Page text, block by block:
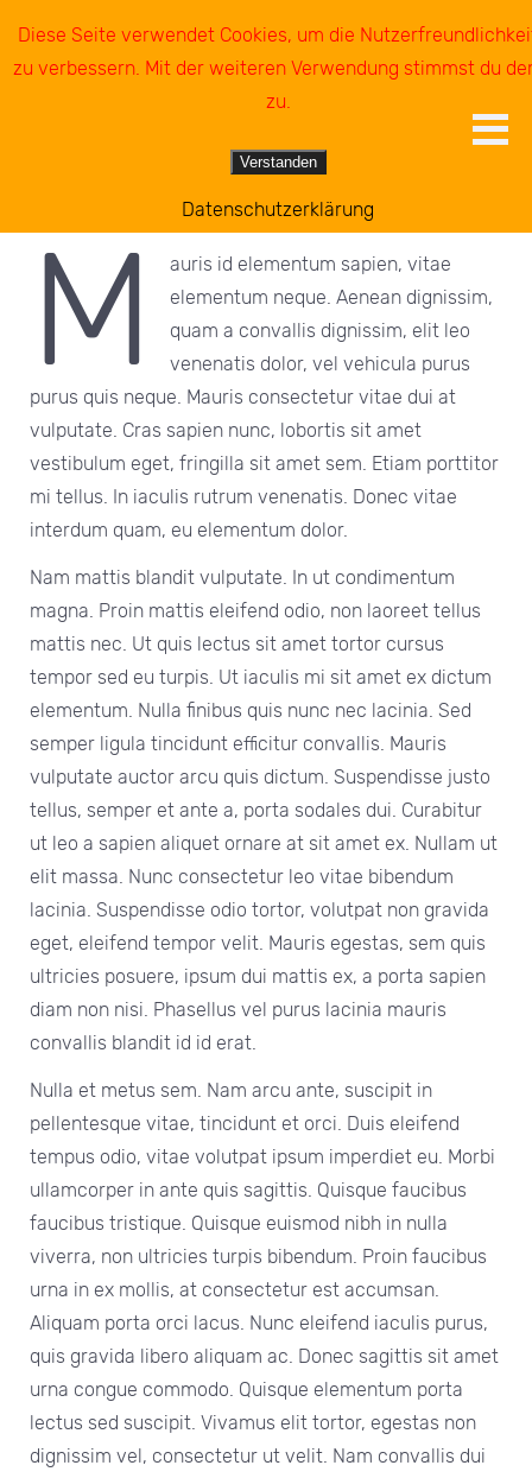
info@Dieter-Otto-
M
auris id elementum sapien, vitae
elementum neque. Aenean dignissim,
quam a convallis dignissim, elit leo
venenatis dolor, vel vehicula purus
purus quis neque. Mauris consectetur vitae dui at
vulputate. Cras sapien nunc, lobortis sit amet
vestibulum eget, fringilla sit amet sem. Etiam porttitor
mi tellus. In iaculis rutrum venenatis. Donec vitae
interdum quam, eu elementum dolor.
Nam mattis blandit vulputate. In ut condimentum
magna. Proin mattis eleifend odio, non laoreet tellus
mattis nec. Ut quis lectus sit amet tortor cursus
tempor sed eu turpis. Ut iaculis mi sit amet ex dictum
elementum. Nulla finibus quis nunc nec lacinia. Sed
semper ligula tincidunt efficitur convallis. Mauris
vulputate auctor arcu quis dictum. Suspendisse justo
tellus, semper et ante a, porta sodales dui. Curabitur
ut leo a sapien aliquet ornare at sit amet ex. Nullam ut
elit massa. Nunc consectetur leo vitae bibendum
lacinia. Suspendisse odio tortor, volutpat non gravida
eget, eleifend tempor velit. Mauris egestas, sem quis
ultricies posuere, ipsum dui mattis ex, a porta sapien
diam non nisi. Phasellus vel purus lacinia mauris
convallis blandit id id erat.
Nulla et metus sem. Nam arcu ante, suscipit in
pellentesque vitae, tincidunt et orci. Duis eleifend
tempus odio, vitae volutpat ipsum imperdiet eu. Morbi
ullamcorper in ante quis sagittis. Quisque faucibus
faucibus tristique. Quisque euismod nibh in nulla
viverra, non ultricies turpis bibendum. Proin faucibus
urna in ex mollis, at consectetur est accumsan.
Aliquam porta orci lacus. Nunc eleifend iaculis purus,
quis gravida libero aliquam ac. Donec sagittis sit amet
urna congue commodo. Quisque elementum porta
lectus sed suscipit. Vivamus elit tortor, egestas non
dignissim vel, consectetur ut velit. Nam convallis dui
Diese Seite verwendet Cookies, um die
zu verbessern. Mit der weiteren Verwendung stimmst du
zu.
Verstanden
Datenschutzerklärung